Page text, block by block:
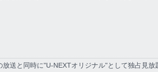
放送と同時に"U-NEXTオリジナル"として独占見放